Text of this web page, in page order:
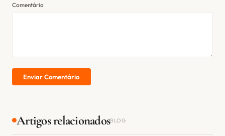
Comentário
Enviar Comentário
Artigos relacionadosBLOG